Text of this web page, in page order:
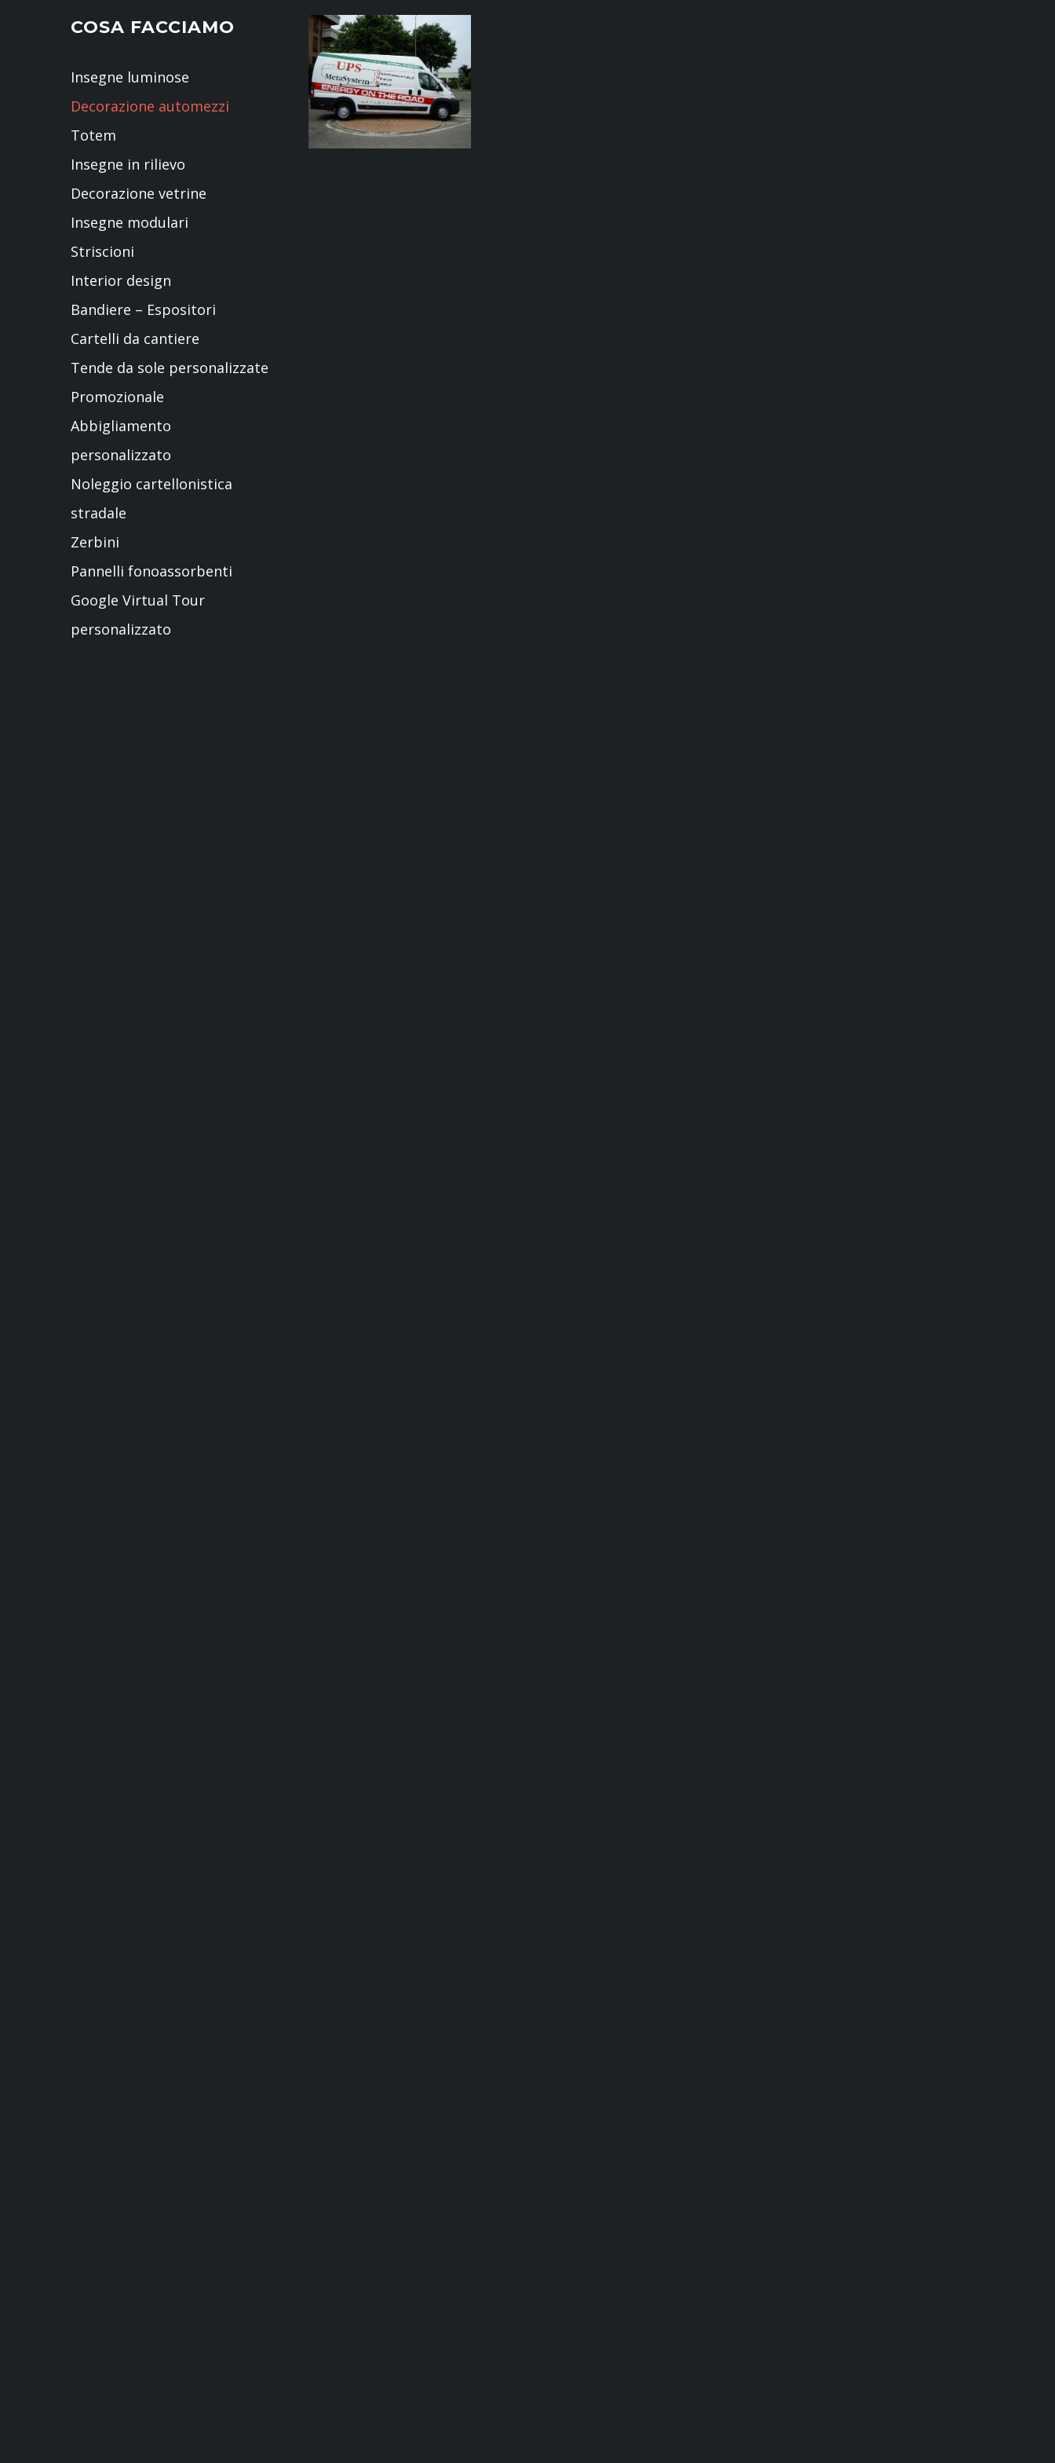
COSA FACCIAMO
Insegne luminose
Decorazione automezzi
Totem
Insegne in rilievo
Decorazione vetrine
Insegne modulari
Striscioni
Interior design
Bandiere – Espositori
Cartelli da cantiere
Tende da sole personalizzate
Promozionale
Abbigliamento
personalizzato
Noleggio cartellonistica
stradale
Zerbini
Pannelli fonoassorbenti
Google Virtual Tour
personalizzato